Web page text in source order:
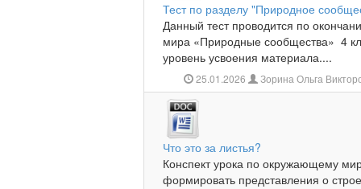
Тест по разделу "Природное
Данный тест проводится по
мира «Природные сообщества» 4
уровень усвоения материала....
25.01.2026 Зорина Ольга
Что это за листья?
Конспект урока по окружающему
формировать представления о